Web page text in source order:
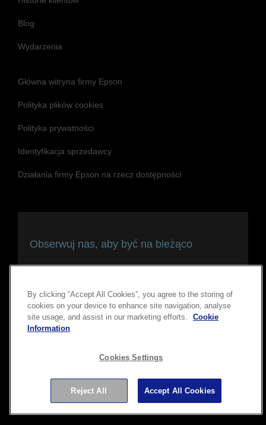
Blog
Wydarzenia
Główna witryna firmy Epson
Polityka plików cookies
Polityka prywatności
Identyfikacja sprzedawcy
Działania firmy Epson na rzecz dostępności
Obserwuj nas, aby być na bieżąco
Copyright © 2026 Seiko Epson Corporation. Wszelkie prawa
zastrzeżone.
By clicking “Accept All Cookies”, you agree to the storing of
cookies on your device to enhance site navigation, analyse
site usage, and assist in our marketing efforts.
Cookie
Information
Cookies Settings
Reject All Accept All Cookies